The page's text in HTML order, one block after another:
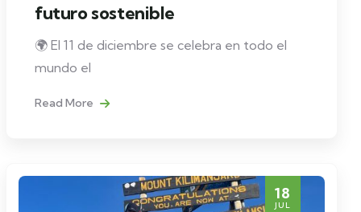
futuro sostenible
🌍 El 11 de diciembre se celebra en todo el
mundo el
Read More
18
JUL